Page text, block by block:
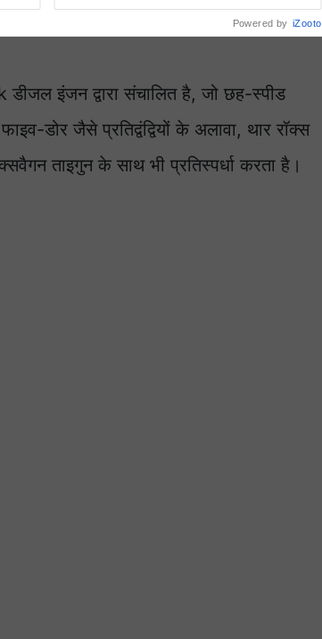
इंजन द्वारा संचालित है, जो छह-स्पीड
डोर जैसे प्रतिद्वंद्वियों के अलावा, थार रॉक्स
ताइगुन के साथ भी प्रतिस्पर्धा करता है।
Powered by iZooto